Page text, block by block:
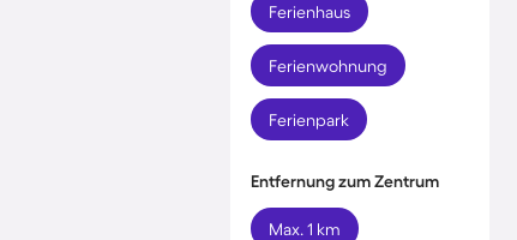
Ferienhaus
Ferienwohnung
Ferienpark
Entfernung zum Zentrum
Max. 1 km